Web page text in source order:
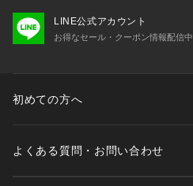
LINE公式アカウント
お得なセール・クーポン情報配信中
初めての方へ
よくある質問・お問い合わせ